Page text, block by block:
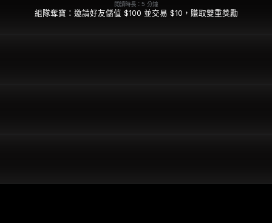
閱讀時長：5 分鐘
組隊奪寶：邀請好友儲值 $100 並交易 $10，賺取雙重獎勵